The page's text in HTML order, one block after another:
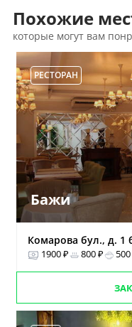
Похожие
которые могут вам
РЕСТОРАН
Бажи
Комарова бул., д. 1
1900 ₽ 800 ₽